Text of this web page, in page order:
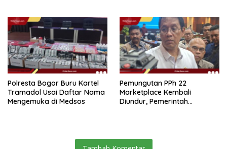
Polresta Bogor Buru Kartel
Tramadol Usai Daftar Nama
Mengemuka di Medsos
Pemungutan PPh 22
Marketplace Kembali
Diundur, Pemerintah